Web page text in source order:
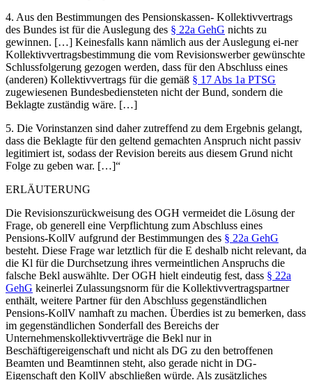
4. Aus den Bestimmungen des Pensionskassen- Kollektivvertrags
des Bundes ist für die Auslegung des § 22a GehG nichts zu
gewinnen. […] Keinesfalls kann nämlich aus der Auslegung ei-ner
Kollektivvertragsbestimmung die vom Revisionswerber gewünschte
Schlussfolgerung gezogen werden, dass für den Abschluss eines
(anderen) Kollektivvertrags für die gemäß § 17 Abs 1a PTSG
zugewiesenen Bundesbediensteten nicht der Bund, sondern die
Beklagte zuständig wäre. […]
5. Die Vorinstanzen sind daher zutreffend zu dem Ergebnis gelangt,
dass die Beklagte für den geltend gemachten Anspruch nicht passiv
legitimiert ist, sodass der Revision bereits aus diesem Grund nicht
Folge zu geben war. […]“
ERLÄUTERUNG
Die Revisionszurückweisung des OGH vermeidet die Lösung der
Frage, ob generell eine Verpflichtung zum Abschluss eines
Pensions-KollV aufgrund der Bestimmungen des § 22a GehG
besteht. Diese Frage war letztlich für die E deshalb nicht relevant, da
die Kl für die Durchsetzung ihres vermeintlichen Anspruchs die
falsche Bekl auswählte. Der OGH hielt eindeutig fest, dass § 22a
GehG keinerlei Zulassungsnorm für die Kollektivvertragspartner
enthält, weitere Partner für den Abschluss gegenständlichen
Pensions-KollV namhaft zu machen. Überdies ist zu bemerken, dass
im gegenständlichen Sonderfall des Bereichs der
Unternehmenskollektivverträge die Bekl nur in
Beschäftigereigenschaft und nicht als DG zu den betroffenen
Beamten und Beamtinnen steht, also gerade nicht in DG-
Eigenschaft den KollV abschließen würde. Als zusätzliches